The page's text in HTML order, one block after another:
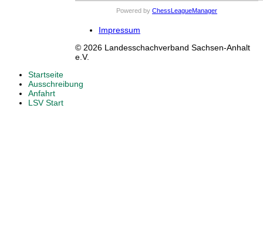
Powered by ChessLeagueManager
Impressum
© 2026 Landesschachverband Sachsen-Anhalt
e.V.
Startseite
Ausschreibung
Anfahrt
LSV Start